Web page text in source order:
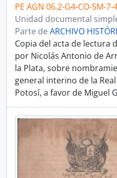
PE AGN 06.2-G4-CO-SM-7-
Unidad documental
Parte de ARCHIVO
Copia del acta de lectura
por Nicolás Antonio de
la Plata, sobre
general interino de la
Potosí, a favor de Miguel